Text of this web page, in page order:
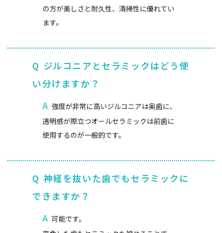
の方が美しさと耐久性、清掃性に優れてい
ます。
Q ジルコニアとセラミックはどう使
い分けますか？
A 強度が非常に高いジルコニアは奥歯に、
透明感が際立つオールセラミックは前歯に
使用するのが一般的です。
Q 神経を抜いた歯でもセラミックに
できますか？
A 可能です。